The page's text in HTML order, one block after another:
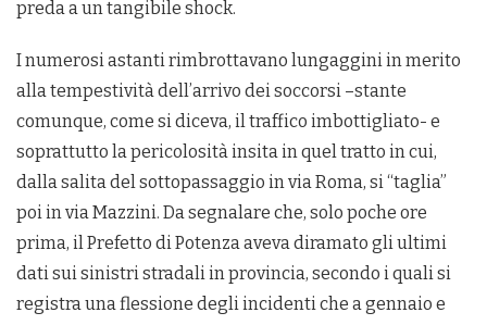
preda a un tangibile shock.
I numerosi astanti rimbrottavano lungaggini in merito
alla tempestività dell’arrivo dei soccorsi –stante
comunque, come si diceva, il traffico imbottigliato- e
soprattutto la pericolosità insita in quel tratto in cui,
dalla salita del sottopassaggio in via Roma, si “taglia”
poi in via Mazzini. Da segnalare che, solo poche ore
prima, il Prefetto di Potenza aveva diramato gli ultimi
dati sui sinistri stradali in provincia, secondo i quali si
registra una flessione degli incidenti che a gennaio e